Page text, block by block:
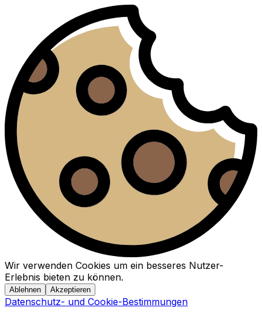
Wir verwenden Cookies um ein besseres Nutzer-
Erlebnis bieten zu können.
Ablehnen Akzeptieren
Datenschutz- und Cookie-Bestimmungen